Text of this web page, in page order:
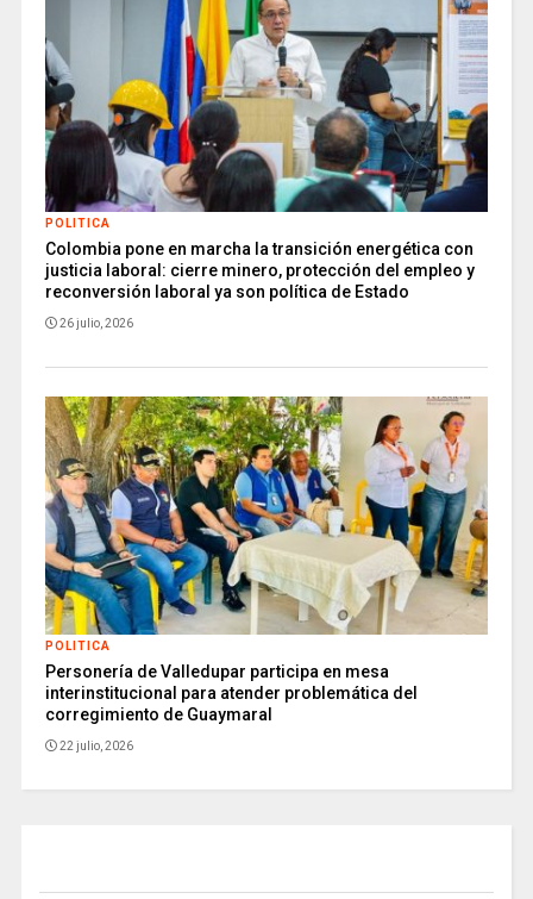
POLITICA
Colombia pone en marcha la transición energética con
justicia laboral: cierre minero, protección del empleo y
reconversión laboral ya son política de Estado
26 julio, 2026
POLITICA
Personería de Valledupar participa en mesa
interinstitucional para atender problemática del
corregimiento de Guaymaral
22 julio, 2026